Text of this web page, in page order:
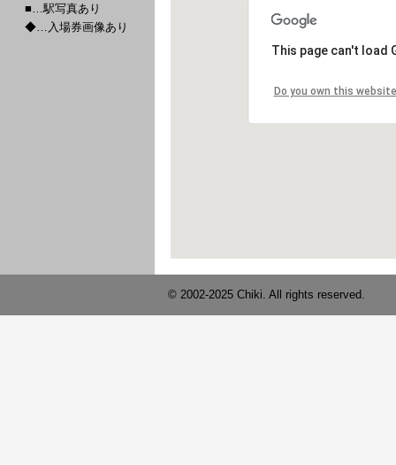
■…駅写真あり
◆…入場券画像あり
© 2002-2025 Chiki. All rights reserved.